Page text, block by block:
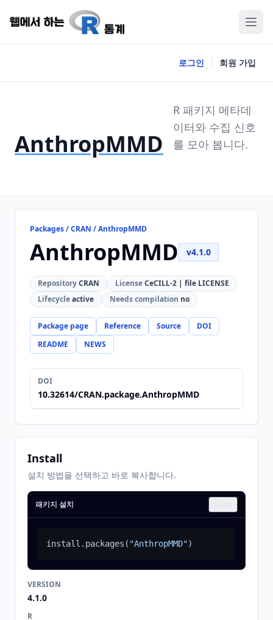
로그인 회원 가입
AnthropMMD
R 패키지 메타데
이터와 수집 신호
를 모아 봅니다.
Packages / CRAN / AnthropMMD
AnthropMMD v4.1.0
RepositoryCRAN LicenseCeCILL-2 | file LICENSE
Lifecycleactive Needs compilation no
Package page Reference Source
DOI
README
NEWS
DOI
10.32614/CRAN.package.AnthropMMD
Install
설치 방법을 선택하고 바로 복사합니다.
패키지 설치
install.packages ( "AnthropMMD")
VERSION
4.1.0
R